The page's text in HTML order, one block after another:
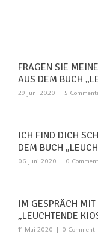
FRAGEN SIE
AUS DEM BUCH
29 Juni 2020 | 5
ICH FIND DICH
DEM BUCH
06 Juni 2020 | 0 Comment
IM GESPRÄCH
„LEUCHTENDE
11 Mai 2020 | 0 Comment